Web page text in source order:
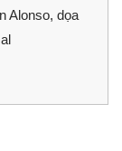
Alonso, dọa